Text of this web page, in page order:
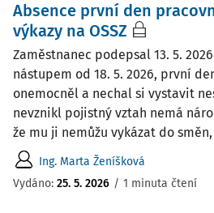
Absence první den
výkazy na OSSZ
Zaměstnanec podepsal 13. 5.
nástupem od 18. 5. 2026, první
onemocněl a nechal si vystavit
nevznikl pojistný vztah nemá
že mu ji nemůžu vykázat do
Ing. Marta Ženíšková
Vydáno: 25. 5. 2026 / 1 minuta čtení